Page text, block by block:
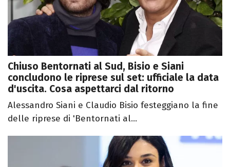
Chiuso Bentornati al Sud, Bisio e Siani
concludono le riprese sul set: ufficiale la data
d'uscita. Cosa aspettarci dal ritorno
Alessandro Siani e Claudio Bisio festeggiano la fine
delle riprese di 'Bentornati al...